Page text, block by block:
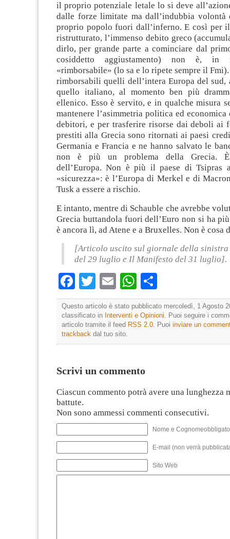
il proprio potenziale letale lo si deve
dalle forze limitate ma dall’indubbia volontà
proprio popolo fuori dall’inferno. E così per
ristrutturato, l’immenso debito greco
dirlo, per grande parte a cominciare dal
cosiddetto aggiustamento) non è, in
«rimborsabile» (lo sa e lo ripete sempre il
rimborsabili quelli dell’intera Europa del sud,
quello italiano, al momento ben più
ellenico. Esso è servito, e in qualche misura
mantenere l’asimmetria politica ed
debitori, e per trasferire risorse dai deboli ai
prestiti alla Grecia sono ritornati ai paesi
Germania e Francia e ne hanno salvato le
non è più un problema della Grecia.
dell’Europa. Non è più il paese di Tsipras
«sicurezza»: è l’Europa di Merkel e di
Tusk a essere a rischio.
E intanto, mentre di Schauble che avrebbe
Grecia buttandola fuori dell’Euro non si ha
è ancora lì, ad Atene e a Bruxelles. Non è cosa
[Articolo uscito sul giornale della sinistra
del 29 luglio e Il Manifesto del 31 luglio].
Facebook
TwitterEmailWhatsApp
Questo articolo è stato pubblicato mercoledì, 1 Agosto
classificato in Interventi e Opinioni. Puoi seguire i
articolo tramite il feed RSS 2.0. Puoi inviare un
trackback dal tuo sito.
Scrivi un commento
Ciascun commento potrà avere una lunghezza
battute.
Non sono ammessi commenti consecutivi.
Nome e
E-mail (non verrà
Sito Web